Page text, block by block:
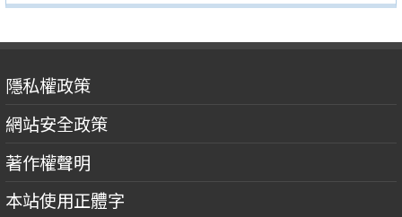
隱私權政策
網站安全政策
著作權聲明
本站使用正體字